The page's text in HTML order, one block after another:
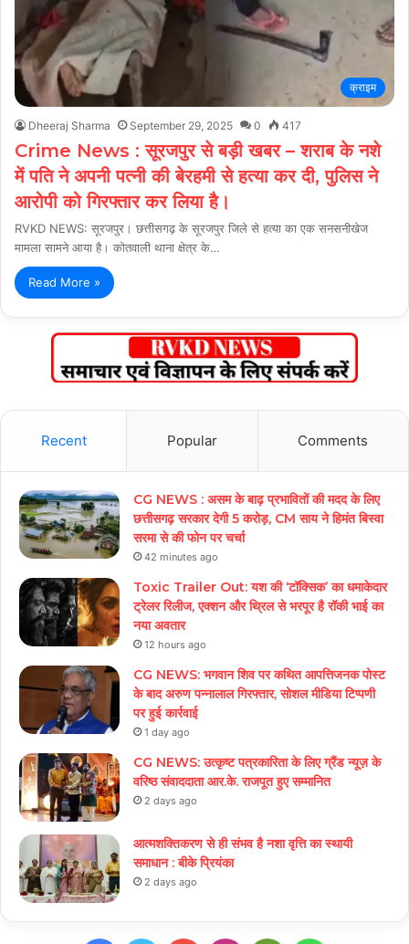
क्राइम
Dheeraj Sharma September 29, 2025 0 417
Crime News : सूरजपुर से बड़ी खबर – शराब के नशे
में पति ने अपनी पत्नी की बेरहमी से हत्या कर दी, पुलिस ने
आरोपी को गिरफ्तार कर लिया है।
RVKD NEWS: सूरजपुर। छत्तीसगढ़ के सूरजपुर जिले से हत्या का एक सनसनीखेज
मामला सामने आया है। कोतवाली थाना क्षेत्र के…
Read More »
Recent Popular Comments
CG NEWS : असम के बाढ़ प्रभावितों की मदद के लिए
छत्तीसगढ़ सरकार देगी 5 करोड़, CM साय ने हिमंत बिस्वा
सरमा से की फोन पर चर्चा
42 minutes ago
Toxic Trailer Out: यश की ‘टॉक्सिक’ का धमाकेदार
ट्रेलर रिलीज, एक्शन और थ्रिल से भरपूर है रॉकी भाई का
नया अवतार
12 hours ago
CG NEWS: भगवान शिव पर कथित आपत्तिजनक पोस्ट
के बाद अरुण पन्नालाल गिरफ्तार, सोशल मीडिया टिप्पणी
पर हुई कार्रवाई
1 day ago
CG NEWS: उत्कृष्ट पत्रकारिता के लिए ग्रैंड न्यूज़ के
वरिष्ठ संवाददाता आर.के. राजपूत हुए सम्मानित
2 days ago
आत्मशक्तिकरण से ही संभव है नशा वृत्ति का स्थायी
समाधान : बीके प्रियंका
2 days ago